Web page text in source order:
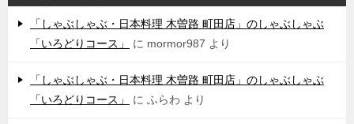
「しゃぶしゃぶ・日本料理 木曽路 町田店」のしゃぶしゃぶ
「いろどりコース」
に mormor987 より
「しゃぶしゃぶ・日本料理 木曽路 町田店」のしゃぶしゃぶ
「いろどりコース」
に ふらわ より